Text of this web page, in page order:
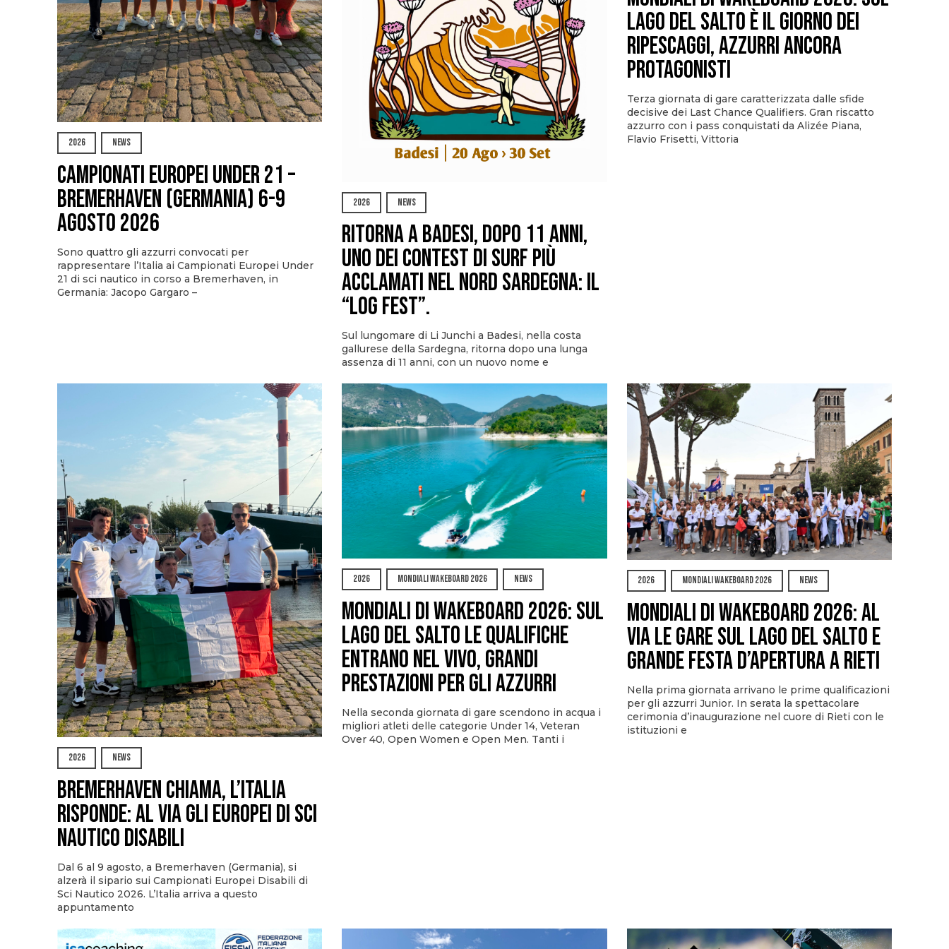
2026 NEWS
Campionati Europei Under 21 –
Bremerhaven (Germania) 6-9
agosto 2026
Sono quattro gli azzurri convocati per
rappresentare l’Italia ai Campionati Europei Under
21 di sci nautico in corso a Bremerhaven, in
Germania: Jacopo Gargaro –
2026 NEWS
Ritorna a Badesi, dopo 11 anni,
uno dei contest di surf più
acclamati nel nord Sardegna: il
“Log Fest”.
Sul lungomare di Li Junchi a Badesi, nella costa
gallurese della Sardegna, ritorna dopo una lunga
assenza di 11 anni, con un nuovo nome e
Lago del Salto è il giorno dei
ripescaggi, azzurri ancora
protagonisti
Terza giornata di gare caratterizzata dalle sfide
decisive dei Last Chance Qualifiers. Gran riscatto
azzurro con i pass conquistati da Alizée Piana,
Flavio Frisetti, Vittoria
2026 NEWS
Bremerhaven chiama, l’Italia
risponde: al via gli Europei di Sci
Nautico Disabili
Dal 6 al 9 agosto, a Bremerhaven (Germania), si
alzerà il sipario sui Campionati Europei Disabili di
Sci Nautico 2026. L’Italia arriva a questo
appuntamento
2026 MONDIALI WAKEBOARD 2026 NEWS
Mondiali di Wakeboard 2026: sul
Lago del Salto le qualifiche
entrano nel vivo, grandi
prestazioni per gli azzurri
Nella seconda giornata di gare scendono in acqua i
migliori atleti delle categorie Under 14, Veteran
Over 40, Open Women e Open Men. Tanti i
2026 MONDIALI WAKEBOARD 2026 NEWS
Mondiali di Wakeboard 2026: al
via le gare sul Lago del Salto e
grande festa d’apertura a Rieti
Nella prima giornata arrivano le prime qualificazioni
per gli azzurri Junior. In serata la spettacolare
cerimonia d’inaugurazione nel cuore di Rieti con le
istituzioni e